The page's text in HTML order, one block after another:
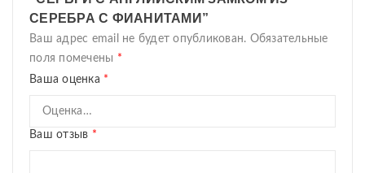
СЕРЕБРА С ФИАНИТАМИ”
Ваш адрес email не будет опубликован. Обязательные
поля помечены *
Ваша оценка *
Ваш отзыв *